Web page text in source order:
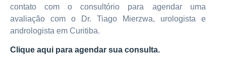
contato com o consultório para agendar uma
avaliação com o Dr. Tiago Mierzwa, urologista e
andrologista em Curitiba.
Clique aqui para agendar sua consulta.